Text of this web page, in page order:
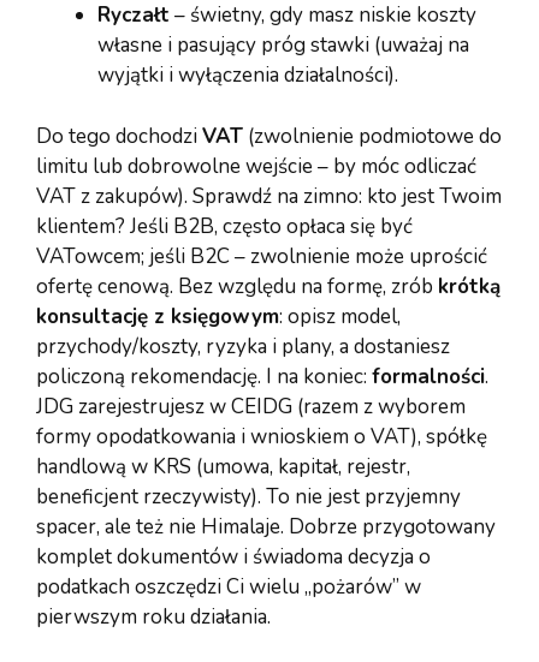
Ryczałt – świetny, gdy masz niskie koszty
własne i pasujący próg stawki (uważaj na
wyjątki i wyłączenia działalności).
Do tego dochodziVAT (zwolnienie podmiotowe do
limitu lub dobrowolne wejście – by móc odliczać
VAT z zakupów). Sprawdź na zimno: kto jest Twoim
klientem? Jeśli B2B, często opłaca się być
VATowcem; jeśli B2C – zwolnienie może uprościć
ofertę cenową. Bez względu na formę, zrób krótką
konsultację z księgowym: opisz model,
przychody/koszty, ryzyka i plany, a dostaniesz
policzoną rekomendację. I na koniec: formalności.
JDG zarejestrujesz w CEIDG (razem z wyborem
formy opodatkowania i wnioskiem o VAT), spółkę
handlową w KRS (umowa, kapitał, rejestr,
beneficjent rzeczywisty). To nie jest przyjemny
spacer, ale też nie Himalaje. Dobrze przygotowany
komplet dokumentów i świadoma decyzja o
podatkach oszczędzi Ci wielu „pożarów” w
pierwszym roku działania.